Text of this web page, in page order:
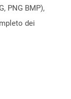
PNG BMP),
dei